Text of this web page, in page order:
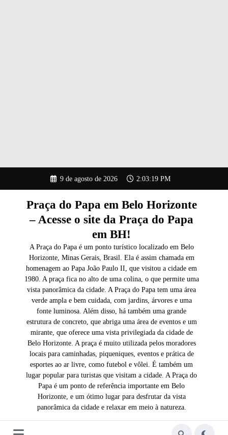
o
9 de agosto de 2026 2:03:20 PM
Praça do Papa em Belo Horizonte
– Acesse o site da Praça do Papa
em BH!
A Praça do Papa é um ponto turístico localizado em Belo
Horizonte, Minas Gerais, Brasil. Ela é assim chamada em
homenagem ao Papa João Paulo II, que visitou a cidade em
1980. A praça fica no alto de uma colina, o que permite uma
vista panorâmica da cidade. A Praça do Papa tem uma área
verde ampla e bem cuidada, com jardins, árvores e uma
fonte luminosa. Além disso, há também uma grande
estrutura de concreto, que abriga uma área de eventos e um
mirante, que oferece uma vista privilegiada da cidade de
Belo Horizonte. A praça é muito utilizada pelos moradores
locais para caminhadas, piqueniques, eventos e prática de
esportes ao ar livre, como futebol e vôlei. É também um
lugar popular para turistas que visitam a cidade. A Praça do
Papa é um ponto de referência importante em Belo
Horizonte, e um ótimo lugar para desfrutar da vista
panorâmica da cidade e relaxar em meio à natureza.